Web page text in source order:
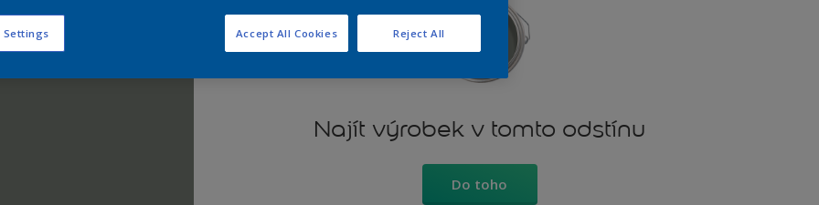
Najít výrobek v tomto odstínu
Do toho
Settings Reject All
Accept All Cookies